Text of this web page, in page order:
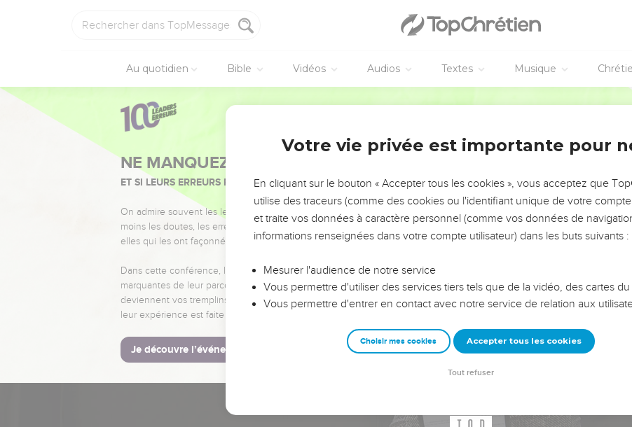
Au quotidien Bible Vidéos Audios Textes Musique
NE MANQUEZ PAS L’ÉVÉNEMENT DE L’ANNÉE !
ET SI LEURS ERREURS POUVAIENT VOUS ÉVITER LES VOTRES ?
On admire souvent les leaders pour leurs réussites, leur impact, leur foi ou leur vision. Mais on voit
moins les doutes, les erreurs et les saisons difficiles qu'ils ont traversés, alors même que ce sont
elles qui les ont façonnés.
Dans cette conférence, leaders, entrepreneurs, et responsables reviennent sur les erreurs
marquantes de leur parcours et les clés pour avancer avec plus de sagesse afin que leurs erreurs
deviennent vos tremplins. Que vous guidiez un ministère, une équipe, un groupe ou une famille,
leur expérience est faite pour vous.
Je découvre l’événement
Votre vie privée est importante pour
En cliquant sur le bouton « Accepter tous les cookies », vous acceptez que
utilise des traceurs (comme des cookies ou l'identifiant unique de votre compte
et traite vos données à caractère personnel (comme vos données de
informations renseignées dans votre compte utilisateur) dans les buts suivants :
Mesurer l'audience de notre service
Vous permettre d'utiliser des services tiers tels que de la vidéo, des cartes
Vous permettre d'entrer en contact avec notre service de relation aux
Choisir mes cookies Accepter tous les cookies
Tout refuser